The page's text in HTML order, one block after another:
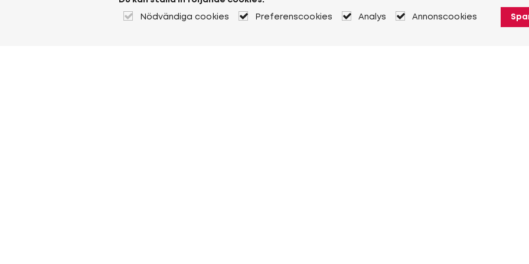
Nödvändiga cookies Preferenscookies Analys Annonscookies